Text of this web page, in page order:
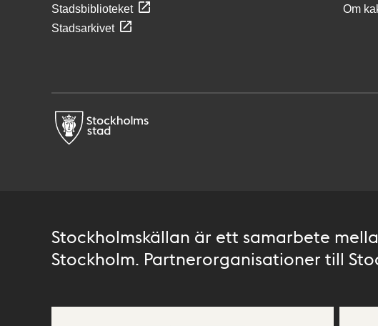
Stadsbiblioteket
Stadsarkivet
Om
Stockholmskällan är ett samarbete
Stockholm. Partnerorganisationer till